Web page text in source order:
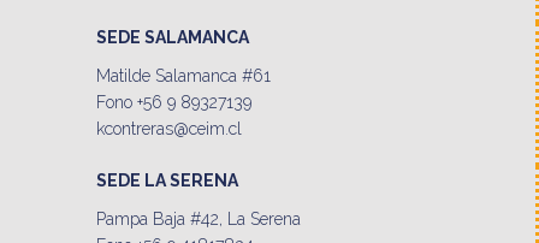
SEDE SALAMANCA
Matilde Salamanca #61
Fono +56 9 89327139
kcontreras@ceim.cl
SEDE LA SERENA
Pampa Baja #42, La Serena